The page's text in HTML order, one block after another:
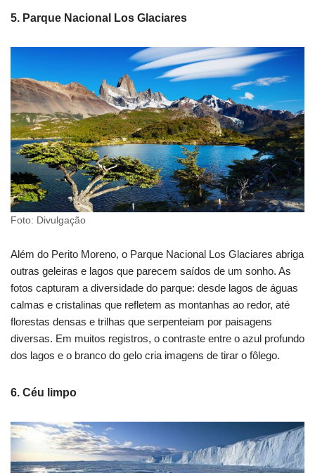
5. Parque Nacional Los Glaciares
Foto: Divulgação
Além do Perito Moreno, o Parque Nacional Los Glaciares abriga
outras geleiras e lagos que parecem saídos de um sonho. As
fotos capturam a diversidade do parque: desde lagos de águas
calmas e cristalinas que refletem as montanhas ao redor, até
florestas densas e trilhas que serpenteiam por paisagens
diversas. Em muitos registros, o contraste entre o azul profundo
dos lagos e o branco do gelo cria imagens de tirar o fôlego.
6. Céu limpo